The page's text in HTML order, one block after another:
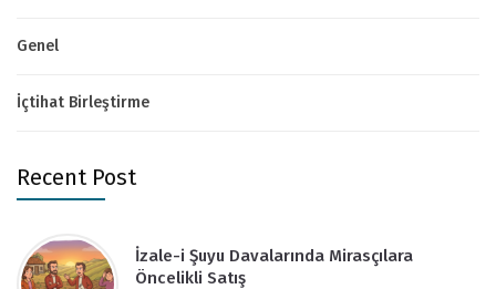
Genel
İçtihat Birleştirme
Recent Post
İzale-i Şuyu Davalarında Mirasçılara
Öncelikli Satış